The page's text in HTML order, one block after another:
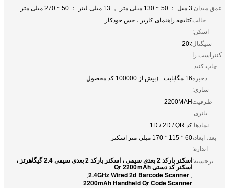
عمق میدان:3 میل ： 50 ~ 130 میلی متر ， 13 میلی لیتر ： 50 ~ 270 میلی متر
حالت
اسکن:
کتابچه راهنمای کاربر ، حس خودکار
سیگنال
کنتراست را
چاپ کنید:
20٪
ذخیره
سازی:
16 مگابایت （بیش از 100000 کد محصول
ظرفیت
باتری:
2200MAH
نمادها:کد 1D / 2D / QR
بعد، ابعاد،
اندازه:
60 * 115 * 170 میلی متر اسکنر
برجسته: اسکنر بارکد 2 بعدی سیمی ، اسکنر بارکد 2 بعدی سیمی 2.4 گیگاهرتز ،
اسکنر کد دستی Qr 2200mAh
,
2.4GHz Wired 2d Barcode Scanner
,
2200mAh Handheld Qr Code Scanner